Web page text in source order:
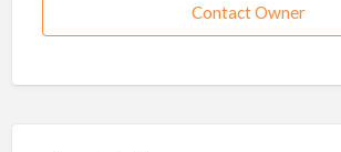
Contact Owner